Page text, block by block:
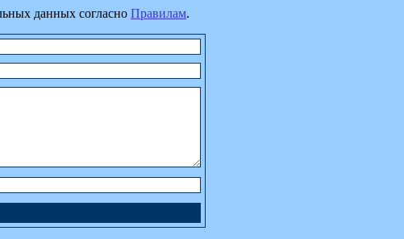
данных согласно Правилам.